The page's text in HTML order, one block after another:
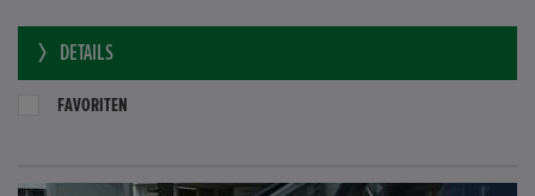
DETAILS
FAVORITEN